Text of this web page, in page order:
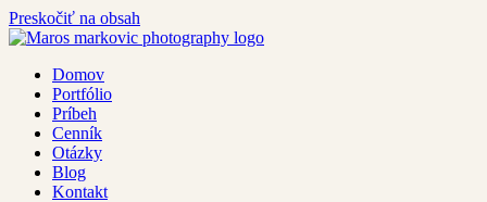
Preskočiť na obsah
Domov
Portfólio
Príbeh
Cenník
Otázky
Blog
Kontakt